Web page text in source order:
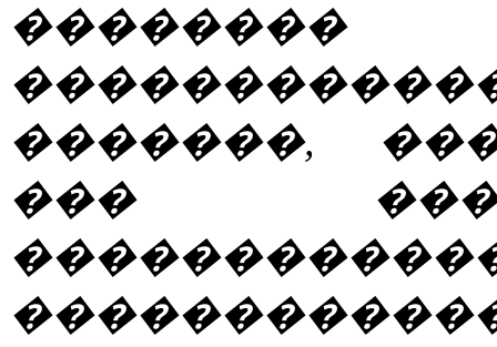
�������,
���